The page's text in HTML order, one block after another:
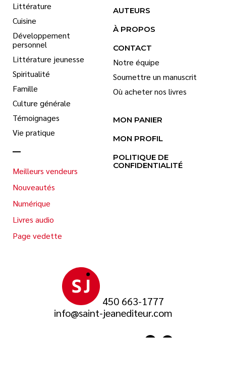
450 663-1777
info@saint-jeanediteur.com
Littérature
Cuisine
Développement
personnel
Littérature jeunesse
Spiritualité
Famille
Culture générale
Témoignages
Vie pratique
Meilleurs vendeurs
Nouveautés
Numérique
Livres audio
Page vedette
AUTEURS
À PROPOS
CONTACT
Notre équipe
Soumettre un manuscrit
Où acheter nos livres
MON PANIER
MON PROFIL
POLITIQUE DE
CONFIDENTIALITÉ